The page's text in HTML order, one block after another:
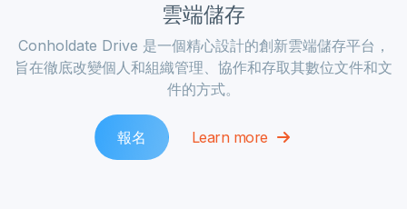
雲端儲存
Conholdate Drive 是一個精心設計的創新雲端儲存平台，
旨在徹底改變個人和組織管理、協作和存取其數位文件和文
件的方式。
報名 Learn more